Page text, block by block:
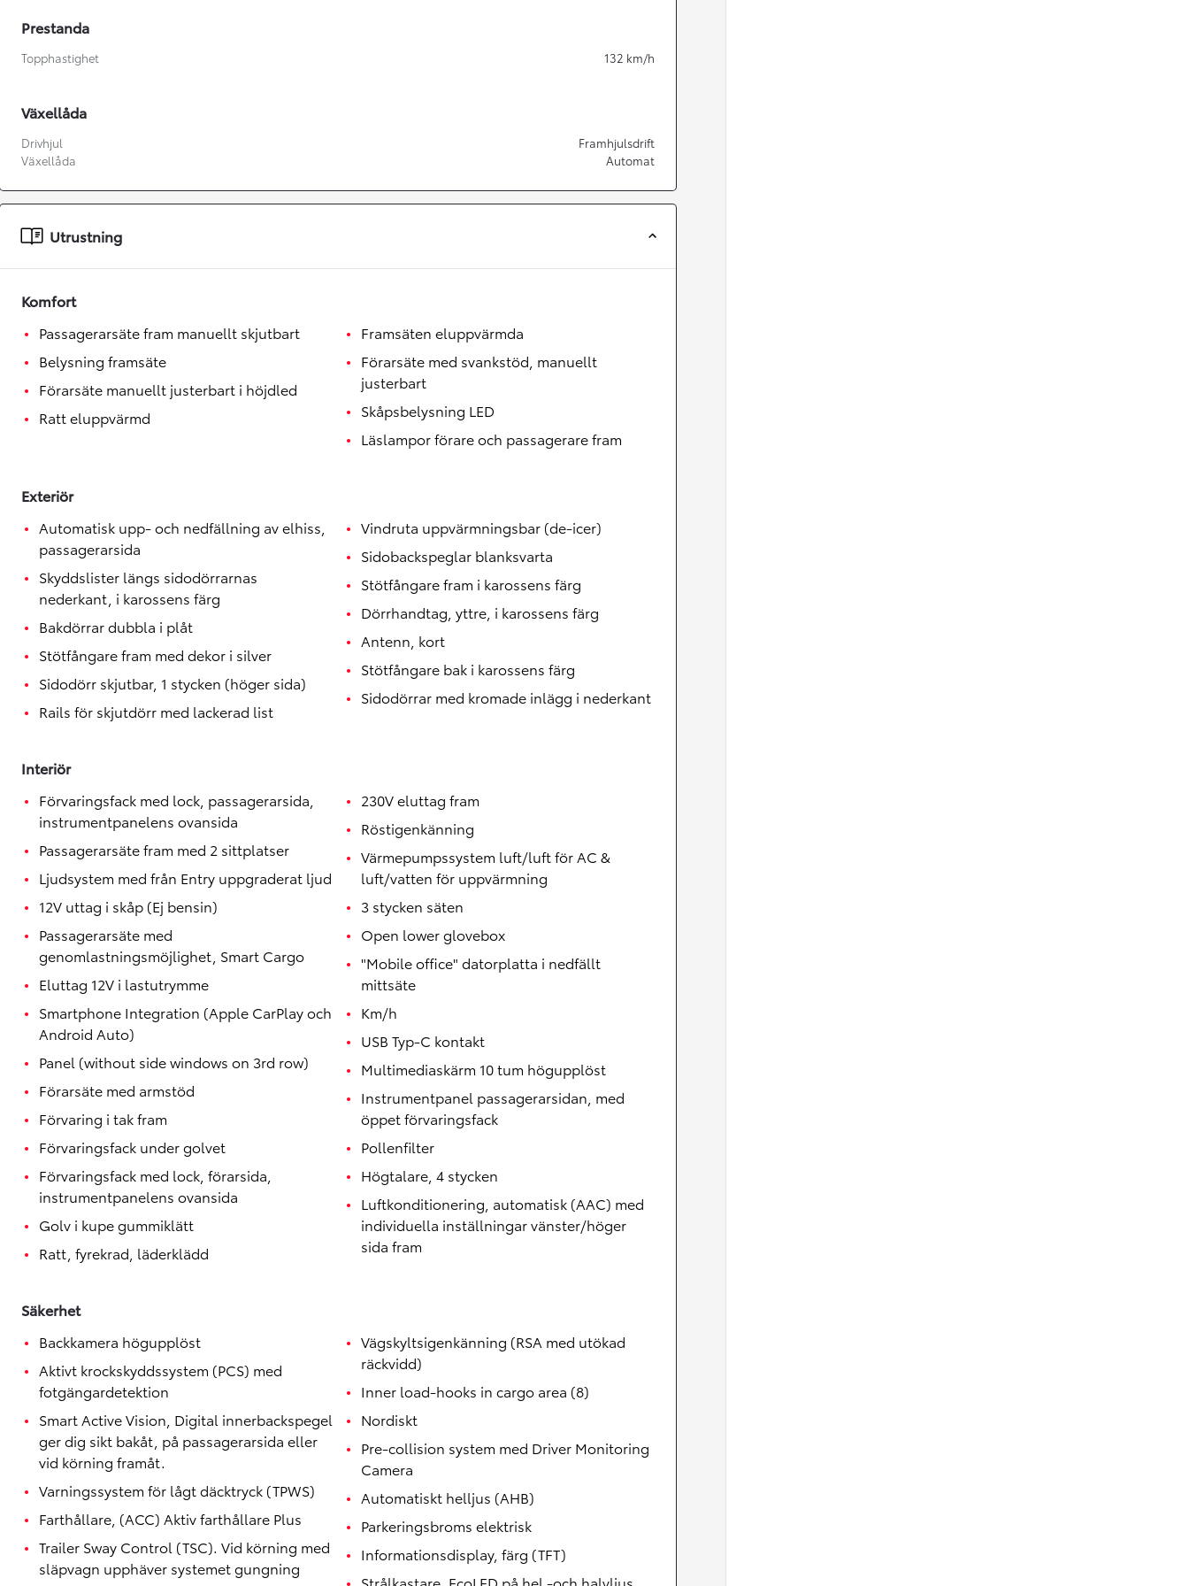
Från 360 900 kr
Easy Billån
Toyota GR Supra
BENSIN
Prestanda
Topphastighet 132 km/h
Växellåda
Drivhjul
Framhjulsdrift
Växellåda
Automat
Utrustning
Komfort
Passagerarsäte fram manuellt skjutbart
Belysning framsäte
Förarsäte manuellt justerbart i höjdled
Ratt eluppvärmd
Framsäten eluppvärmda
Förarsäte med svankstöd, manuellt
justerbart
Skåpsbelysning LED
Läslampor förare och passagerare fram
Exteriör
Automatisk upp- och nedfällning av elhiss,
passagerarsida
Skyddslister längs sidodörrarnas
nederkant, i karossens färg
Bakdörrar dubbla i plåt
Stötfångare fram med dekor i silver
Sidodörr skjutbar, 1 stycken (höger sida)
Rails för skjutdörr med lackerad list
Vindruta uppvärmningsbar (de-icer)
Sidobackspeglar blanksvarta
Stötfångare fram i karossens färg
Dörrhandtag, yttre, i karossens färg
Antenn, kort
Stötfångare bak i karossens färg
Sidodörrar med kromade inlägg i nederkant
Interiör
Förvaringsfack med lock, passagerarsida,
instrumentpanelens ovansida
Passagerarsäte fram med 2 sittplatser
Ljudsystem med från Entry uppgraderat ljud
12V uttag i skåp (Ej bensin)
Passagerarsäte med
genomlastningsmöjlighet, Smart Cargo
Eluttag 12V i lastutrymme
Smartphone Integration (Apple CarPlay och
Android Auto)
Panel (without side windows on 3rd row)
Förarsäte med armstöd
Förvaring i tak fram
Förvaringsfack under golvet
Förvaringsfack med lock, förarsida,
instrumentpanelens ovansida
Golv i kupe gummiklätt
Ratt, fyrekrad, läderklädd
230V eluttag fram
Röstigenkänning
Värmepumpssystem luft/luft för AC &
luft/vatten för uppvärmning
3 stycken säten
Open lower glovebox
"Mobile office" datorplatta i nedfällt
mittsäte
Km/h
USB Typ-C kontakt
Multimediaskärm 10 tum högupplöst
Instrumentpanel passagerarsidan, med
öppet förvaringsfack
Pollenfilter
Högtalare, 4 stycken
Luftkonditionering, automatisk (AAC) med
individuella inställningar vänster/höger
sida fram
Säkerhet
Backkamera högupplöst
Aktivt krockskyddssystem (PCS) med
fotgängardetektion
Smart Active Vision, Digital innerbackspegel
ger dig sikt bakåt, på passagerarsida eller
vid körning framåt.
Varningssystem för lågt däcktryck (TPWS)
Farthållare, (ACC) Aktiv farthållare Plus
Trailer Sway Control (TSC). Vid körning med
släpvagn upphäver systemet gungning
Vägskyltsigenkänning (RSA med utökad
räckvidd)
Inner load-hooks in cargo area (8)
Nordiskt
Pre-collision system med Driver Monitoring
Camera
Automatiskt helljus (AHB)
Parkeringsbroms elektrisk
Informationsdisplay, färg (TFT)